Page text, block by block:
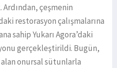
Ardından, çeşmenin
restorasyon çalışmalarına
sahip Yukarı Agora’daki
gerçekleştirildi. Bugün,
onursal sütunlarla